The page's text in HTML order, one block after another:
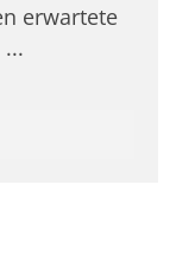
erwartete